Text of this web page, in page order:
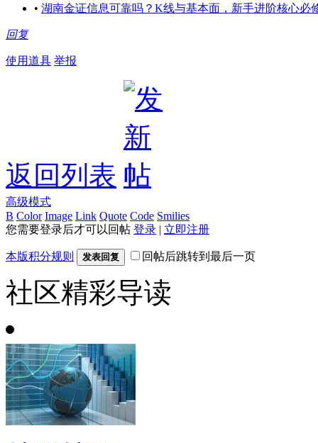
• 湖南金证信息可靠吗？K线与基本面，新手进阶核心必
回复
使用道具 举报
返回列表
高级模式
B Color Image Link Quote Code Smilies
您需要登录后才可以回帖 登录 | 立即注册
本版积分规则 发表回复 回帖后跳转到最后一页
社区精彩导读